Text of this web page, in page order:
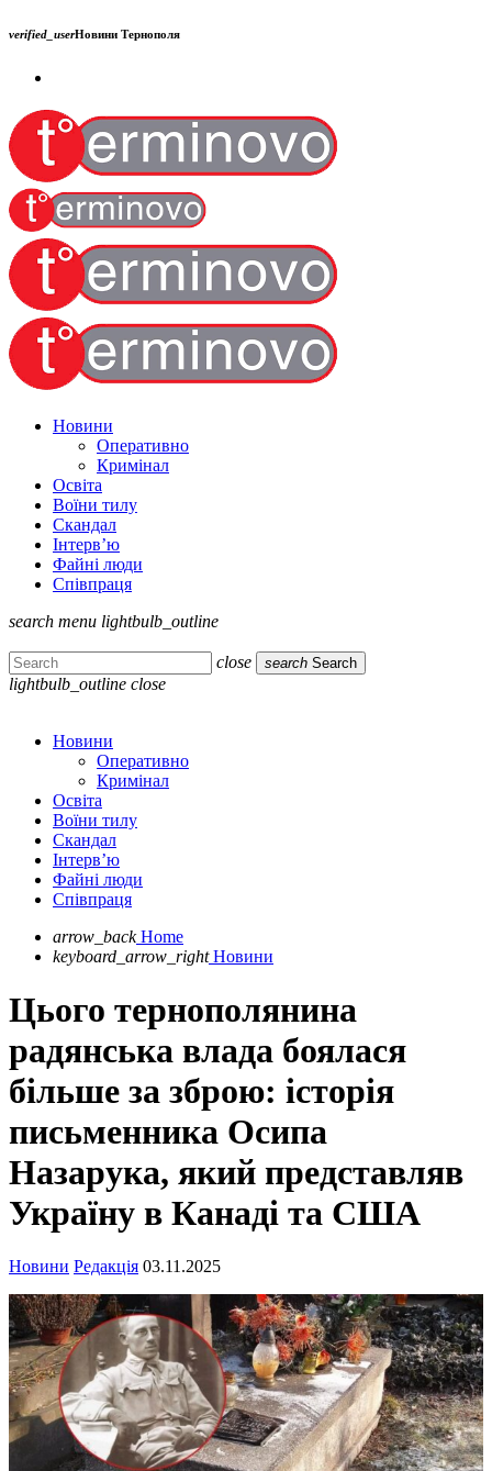
verified_userНовини Тернополя
Новини
Оперативно
Кримінал
Освіта
Воїни тилу
Скандал
Інтерв’ю
Файні люди
Співпраця
search menu lightbulb_outline
close search Search
lightbulb_outline close
Новини
Оперативно
Кримінал
Освіта
Воїни тилу
Скандал
Інтерв’ю
Файні люди
Співпраця
arrow_back Home
keyboard_arrow_right Новини
Цього тернополянина
радянська влада боялася
більше за зброю: історія
письменника Осипа
Назарука, який представляв
Україну в Канаді та США
Новини Редакція 03.11.2025